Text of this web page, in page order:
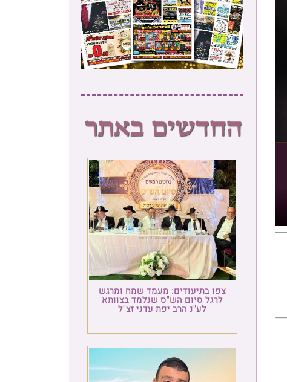
צפו בתיעודים: מעמד שמח ומרגש
לרגל סיום הש"ס שנלמד בצוותא
לע"נ הרב יפת עדני זצ"ל